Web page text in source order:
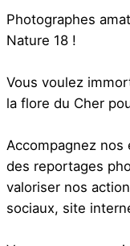
Photographes
Nature 18 !
Vous voulez
la flore du Cher
Accompagnez
des reportages
valoriser nos
sociaux, site